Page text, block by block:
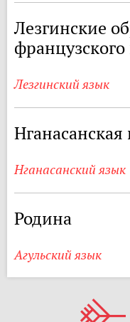
Лезгинские
французского
Лезгинский язык
Нганасанский язык
Родина
Агульский язык